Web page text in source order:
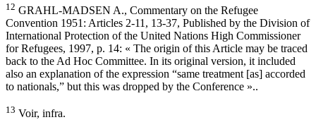
12 GRAHL-MADSEN A., Commentary on the Refugee
Convention 1951: Articles 2-11, 13-37, Published by the Division of
International Protection of the United Nations High Commissioner
for Refugees, 1997, p. 14: « The origin of this Article may be traced
back to the Ad Hoc Committee. In its original version, it included
also an explanation of the expression “same treatment [as] accorded
to nationals,” but this was dropped by the Conference »..
13 Voir, infra.